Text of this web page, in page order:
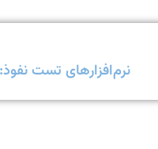
نرم‌افزارهای تست